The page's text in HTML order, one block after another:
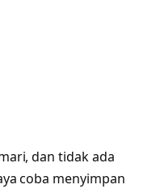
dan tidak ada
coba menyimpan